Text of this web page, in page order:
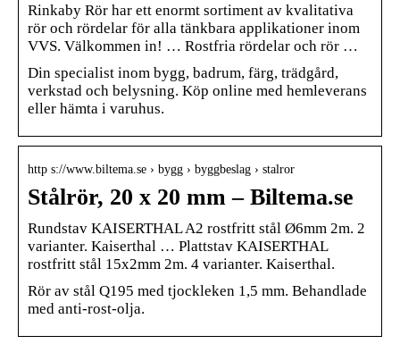
Rinkaby Rör har ett enormt sortiment av kvalitativa
rör och rördelar för alla tänkbara applikationer inom
VVS. Välkommen in! … Rostfria rördelar och rör …
Din specialist inom bygg, badrum, färg, trädgård,
verkstad och belysning. Köp online med hemleverans
eller hämta i varuhus.
http s://www.biltema.se › bygg › byggbeslag › stalror
Stålrör, 20 x 20 mm – Biltema.se
Rundstav KAISERTHAL A2 rostfritt stål Ø6mm 2m. 2
varianter. Kaiserthal … Plattstav KAISERTHAL
rostfritt stål 15x2mm 2m. 4 varianter. Kaiserthal.
Rör av stål Q195 med tjockleken 1,5 mm. Behandlade
med anti-rost-olja.